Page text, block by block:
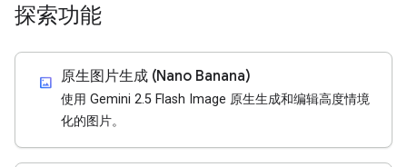
探索功能
imagesmode 原生图片生成 (Nano Banana)
使用 Gemini 2.5 Flash Image 原生生成和编辑高度情境
化的图片。